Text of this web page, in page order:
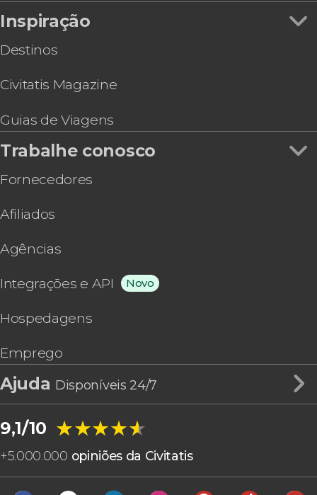
Inspiração
Destinos
Civitatis Magazine
Guias de Viagens
Trabalhe conosco
Fornecedores
Afiliados
Agências
Integrações e API Novo
Hospedagens
Emprego
Ajuda Disponíveis 24/7
9,1/10 ★★★★★
★★★★★
+5.000.000 opiniões da Civitatis